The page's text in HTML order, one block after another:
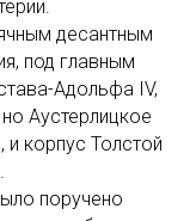
десантным
под главным
Адольфа IV,
Аустерлицкое
корпус Толстой
поручено